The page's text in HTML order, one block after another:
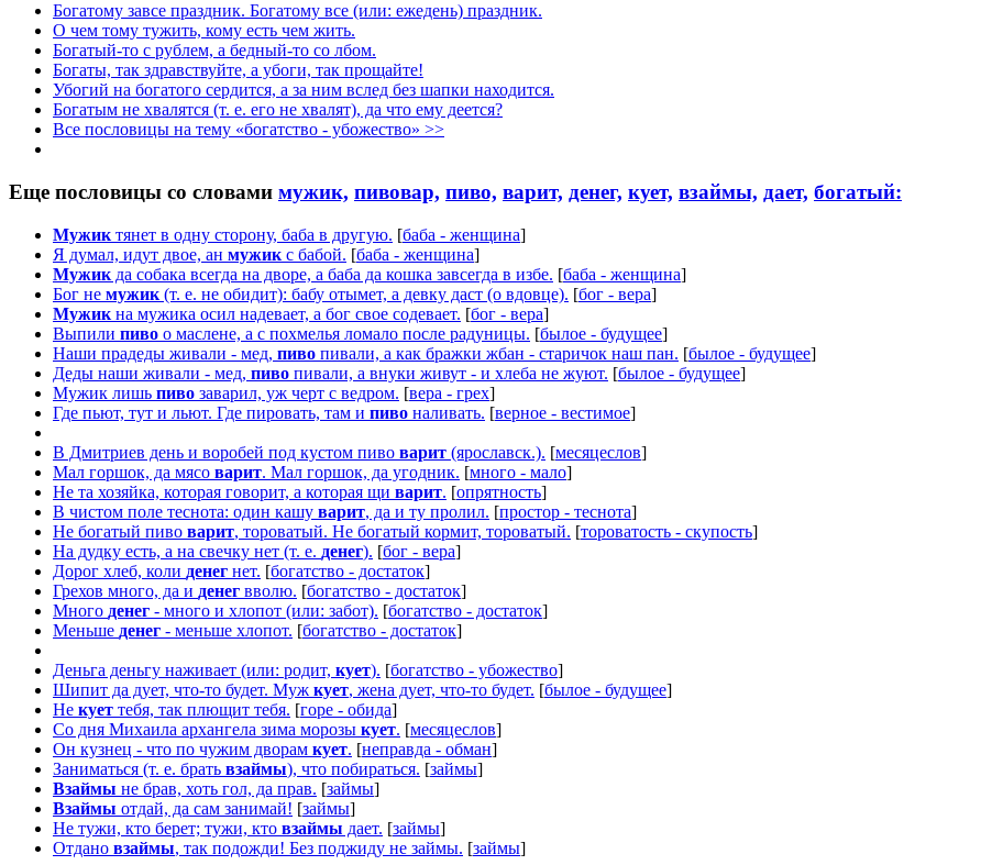
Богатому завсе праздник. Богатому все (или: ежедень) праздник.
О чем тому тужить, кому есть чем жить.
Богатый-то с рублем, а бедный-то со лбом.
Богаты, так здравствуйте, а убоги, так прощайте!
Убогий на богатого сердится, а за ним вслед без шапки находится.
Богатым не хвалятся (т. е. его не хвалят), да что ему деется?
Все пословицы на тему «богатство - убожество» >>
Еще пословицы со словами мужик, пивовар, пиво, варит, денег, кует, взаймы, дает, богатый:
Мужик тянет в одну сторону, баба в другую. [баба - женщина]
Я думал, идут двое, ан мужик с бабой. [баба - женщина]
Мужик да собака всегда на дворе, а баба да кошка завсегда в избе. [баба - женщина]
Бог не мужик (т. е. не обидит): бабу отымет, а девку даст (о вдовце). [бог - вера]
Мужик на мужика осил надевает, а бог свое содевает. [бог - вера]
Выпили пиво о маслене, а с похмелья ломало после радуницы. [былое - будущее]
Наши прадеды живали - мед, пиво пивали, а как бражки жбан - старичок наш пан. [былое - будущее]
Деды наши живали - мед, пиво пивали, а внуки живут - и хлеба не жуют. [былое - будущее]
Мужик лишь пиво заварил, уж черт с ведром. [вера - грех]
Где пьют, тут и льют. Где пировать, там и пиво наливать. [верное - вестимое]
В Дмитриев день и воробей под кустом пиво варит (ярославск.). [месяцеслов]
Мал горшок, да мясо варит. Мал горшок, да угодник. [много - мало]
Не та хозяйка, которая говорит, а которая щи варит. [опрятность]
В чистом поле теснота: один кашу варит, да и ту пролил. [простор - теснота]
Не богатый пиво варит, тороватый. Не богатый кормит, тороватый. [тороватость - скупость]
На дудку есть, а на свечку нет (т. е. денег). [бог - вера]
Дорог хлеб, коли денег нет. [богатство - достаток]
Грехов много, да и денег вволю. [богатство - достаток]
Много денег - много и хлопот (или: забот). [богатство - достаток]
Меньше денег - меньше хлопот. [богатство - достаток]
Деньга деньгу наживает (или: родит, кует). [богатство - убожество]
Шипит да дует, что-то будет. Муж кует, жена дует, что-то будет. [былое - будущее]
Не кует тебя, так плющит тебя. [горе - обида]
Со дня Михаила архангела зима морозы кует. [месяцеслов]
Он кузнец - что по чужим дворам кует. [неправда - обман]
Заниматься (т. е. брать взаймы), что побираться. [займы]
Взаймы не брав, хоть гол, да прав. [займы]
Взаймы отдай, да сам занимай! [займы]
Не тужи, кто берет; тужи, кто взаймы дает. [займы]
Отдано взаймы, так подожди! Без поджиду не займы. [займы]